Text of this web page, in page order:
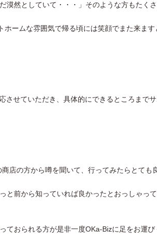
漠然としていて・・・」そのような方もたく
ームな雰囲気で帰る頃には笑顔でまた来ます
させていただき、具体的にできるところまで
店の方から噂を聞いて、行ってみたらとても
と前から知っていれば良かったとおっしゃっ
ておられる方が是非一度OKa-Bizに足をお運び